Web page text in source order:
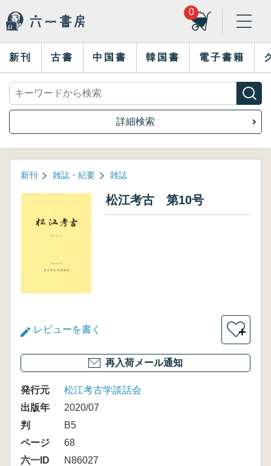
0
新刊 古書 中国書 韓国書 電子書籍
詳細検索
新刊 雑誌・紀要 雑誌
松江考古 第10号
レビューを書く ＋
再入荷メール通知
発行元
松江考古学談話会
出版年
2020/07
判
B5
ページ
68
六一ID
N86027